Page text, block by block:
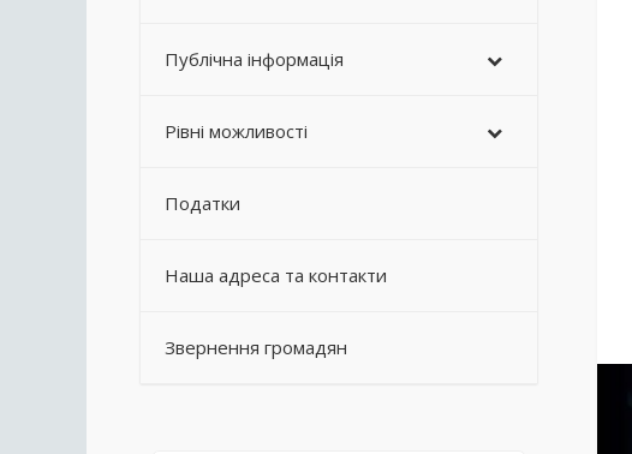
Публічна інформація
Рівні можливості
Податки
Наша адреса та контакти
Звернення громадян